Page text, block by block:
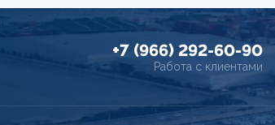
+7 (966) 292-60-90
Работа с клиентами